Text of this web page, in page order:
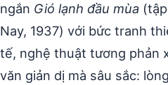
ngắn Gió lạnh đầu mùa (tập
Nay, 1937) với bức tranh
tế, nghệ thuật tương phản
văn giản dị mà sâu sắc: